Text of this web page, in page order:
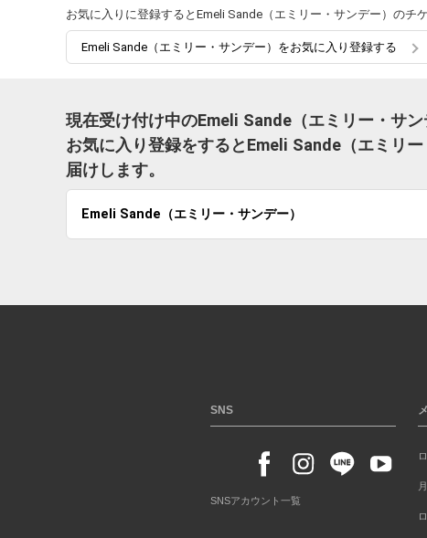
お気に入りに登録するとEmeli Sande（エミリー・サンデー）のチ
Emeli Sande（エミリー・サンデー）をお気に入り登録する
現在受け付け中のEmeli Sande（エミリー・サン
お気に入り登録をするとEmeli Sande（エミリ
届けします。
Emeli Sande（エミリー・サンデー）
SNS
SNSアカウント一覧